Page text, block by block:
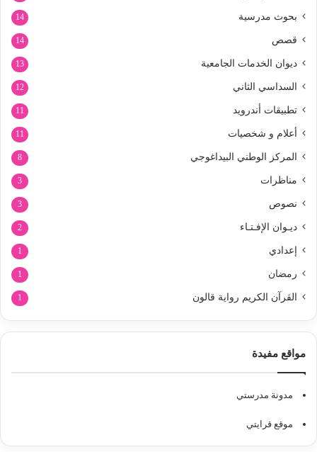
بحوث مدرسية 14
قصص 14
ديوان الخدمات الجامعية 13
السداسي الثاني 12
تطبيقات أندرويد 11
أعلام و شخصيات 11
المركز الوطني البيداغوجي 8
مناظرات 3
نصوص 3
ديـوان الإفـتـاء 2
إعدادي 1
رمضان 1
القرآن الكريم رواية قالون 1
مواقع مفيدة
مدونة مدرستي
موقع قرايتي